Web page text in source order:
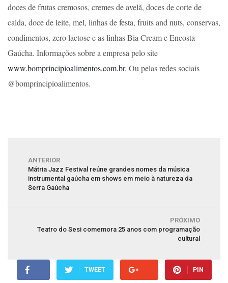
doces de frutas cremosos, cremes de avelã, doces de corte de
calda, doce de leite, mel, linhas de festa, fruits and nuts, conservas,
condimentos, zero lactose e as linhas Bia Cream e Encosta
Gaúcha. Informações sobre a empresa pelo site
www.bomprincipioalimentos.com.br. Ou pelas redes sociais
@bomprincipioalimentos.
ANTERIOR
Mátria Jazz Festival reúne grandes nomes da música
instrumental gaúcha em shows em meio à natureza da
Serra Gaúcha
PRÓXIMO
Teatro do Sesi comemora 25 anos com programação
cultural
TWEET PIN